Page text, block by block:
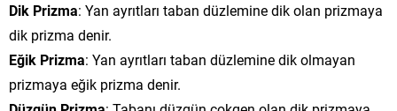
Dik Prizma: Yan ayrıtları taban düzlemine dik olan prizmaya
dik prizma denir.
Eğik Prizma: Yan ayrıtları taban düzlemine dik olmayan
prizmaya eğik prizma denir.